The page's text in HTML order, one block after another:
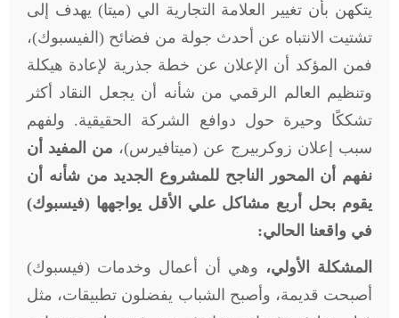
يتكهن بأن تغيير العلامة التجارية الي (ميتا) يهدف إلى
تشتيت الانتباه عن أحدث جولة من فضائح (الفيسبوك)،
فمن المؤكد أن الإعلان عن خطة جذرية لإعادة هيكلة
وتنظيم العالم الرقمي من شأنه أن يجعل النقاد أكثر
تشككًا وحيرة حول دوافع الشركة الحقيقية. ولفهم
سبب إعلان زوكربيرج عن (ميتافيرس)، من المفيد أن
نفهم أن المحور الناجح للمشروع الجديد من شأنه أن
يقوم بحل أربع مشاكل علي الأقل يواجهها (فيسبوك)
في واقعنا الحالي:
المشكلة الأولي، وهي أن أعمال وخدمات (فيسبوك)
أصبحت قديمة، وأصبح الشباب يفضلون تطبيقات، مثل